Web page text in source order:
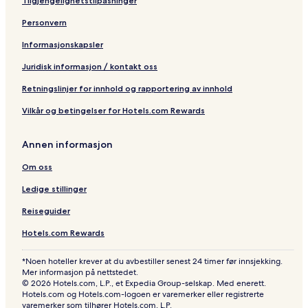
Personvern
Informasjonskapsler
Juridisk informasjon / kontakt oss
Retningslinjer for innhold og rapportering av innhold
Vilkår og betingelser for Hotels.com Rewards
Annen informasjon
Om oss
Ledige stillinger
Reiseguider
Hotels.com Rewards
*Noen hoteller krever at du avbestiller senest 24 timer før innsjekking.
Mer informasjon på nettstedet.
© 2026 Hotels.com, L.P., et Expedia Group-selskap. Med enerett.
Hotels.com og Hotels.com-logoen er varemerker eller registrerte
varemerker som tilhører Hotels.com, L.P.